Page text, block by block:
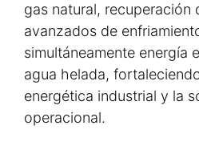
gas natural, recuperación
avanzados de
simultáneamente energía
agua helada,
energética industrial y la
operacional.